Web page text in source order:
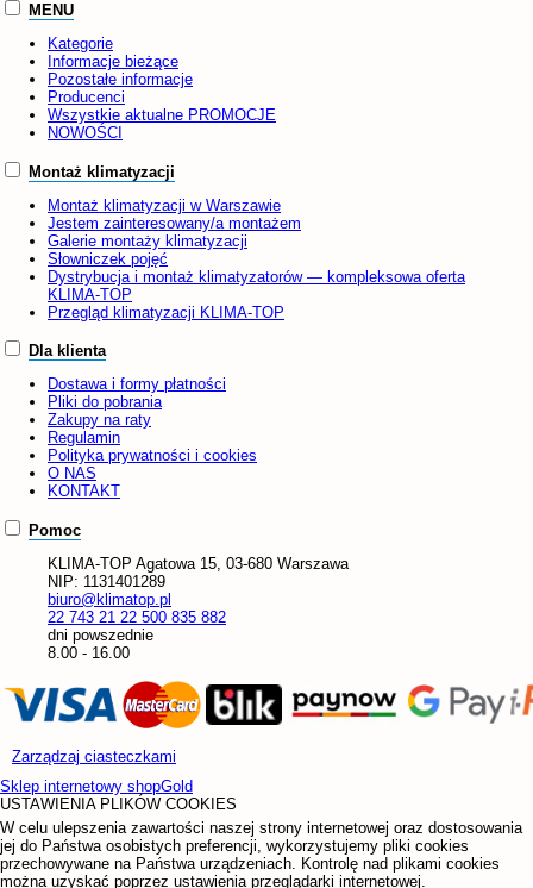
MENU
Kategorie
Informacje bieżące
Pozostałe informacje
Producenci
Wszystkie aktualne PROMOCJE
NOWOŚCI
Montaż klimatyzacji
Montaż klimatyzacji w Warszawie
Jestem zainteresowany/a montażem
Galerie montaży klimatyzacji
Słowniczek pojęć
Dystrybucja i montaż klimatyzatorów — kompleksowa oferta
KLIMA-TOP
Przegląd klimatyzacji KLIMA-TOP
Dla klienta
Dostawa i formy płatności
Pliki do pobrania
Zakupy na raty
Regulamin
Polityka prywatności i cookies
O NAS
KONTAKT
Pomoc
KLIMA-TOP Agatowa 15, 03-680 Warszawa
NIP: 1131401289
biuro@klimatop.pl
22 743 21 22 500 835 882
dni powszednie
8.00 - 16.00
Zarządzaj ciasteczkami
Sklep internetowy shopGold
USTAWIENIA PLIKÓW COOKIES
W celu ulepszenia zawartości naszej strony internetowej oraz dostosowania
jej do Państwa osobistych preferencji, wykorzystujemy pliki cookies
przechowywane na Państwa urządzeniach. Kontrolę nad plikami cookies
można uzyskać poprzez ustawienia przeglądarki internetowej.